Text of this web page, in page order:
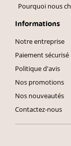
Pourquoi nous
Informations
Notre entreprise
Paiement sécurisé
Politique d'avis
Nos promotions
Nos nouveautés
Contactez-nous